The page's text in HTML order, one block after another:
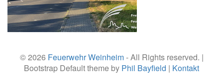
© 2026 Feuerwehr Weinheim- All Rights reserved. |
Bootstrap Default theme by Phil Bayfield | Kontakt